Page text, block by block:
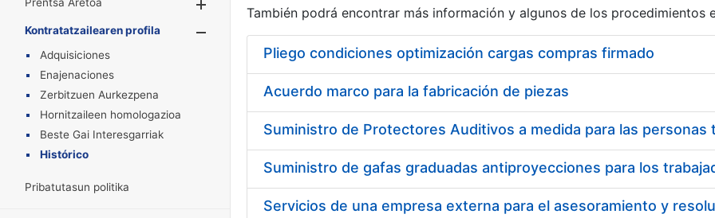
Erakutsi/Ezkutatu
Kontratatzailearen profila
Erakutsi/Ezkutatu
Adquisiciones
Enajenaciones
Zerbitzuen Aurkezpena
Hornitzaileen homologazioa
Beste Gai Interesgarriak
Histórico
Pribatutasun politika
También podrá encontrar más información y algunos de los procedimientos
Pliego condiciones optimización cargas compras firmado
Acuerdo marco para la fabricación de piezas